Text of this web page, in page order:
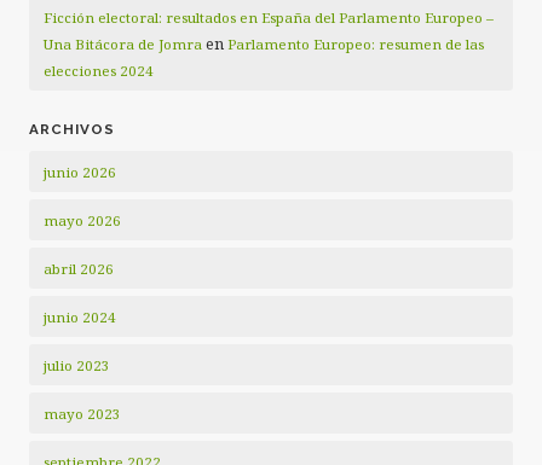
Ficción electoral: resultados en España del Parlamento Europeo –
Una Bitácora de Jomra en Parlamento Europeo: resumen de las
elecciones 2024
ARCHIVOS
junio 2026
mayo 2026
abril 2026
junio 2024
julio 2023
mayo 2023